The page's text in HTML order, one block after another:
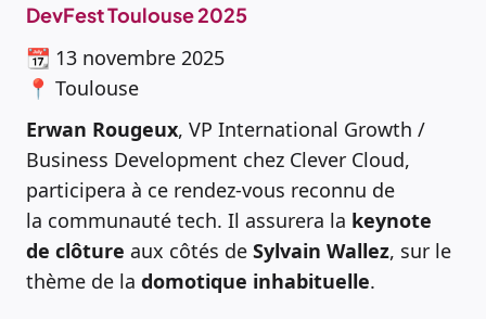
DevFest Toulouse 2025
📆 13 novembre 2025
📍 Toulouse
Erwan Rougeux, VP International Growth /
Business Development chez Clever Cloud,
participera à ce rendez-vous reconnu de
la communauté tech. Il assurera la keynote
de clôture aux côtés de Sylvain Wallez, sur le
thème de la domotique inhabituelle.